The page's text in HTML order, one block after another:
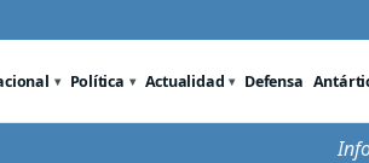
Política Actualidad Defensa